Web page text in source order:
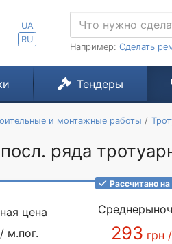
UA
RU
Например: Сделать
Тендеры
и монтажные работы
ряда
Рассчитано
цена
м.пог. 293 грн